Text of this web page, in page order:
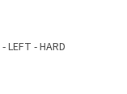
LEFT - HARD